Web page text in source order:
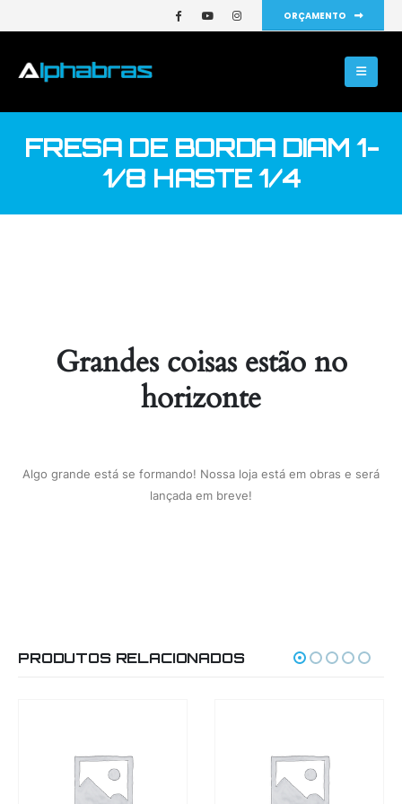
ORÇAMENTO
FRESA DE BORDA DIAM 1-
1/8 HASTE 1/4
Grandes coisas estão no
horizonte
Algo grande está se formando! Nossa loja está em obras e será
lançada em breve!
PRODUTOS RELACIONADOS